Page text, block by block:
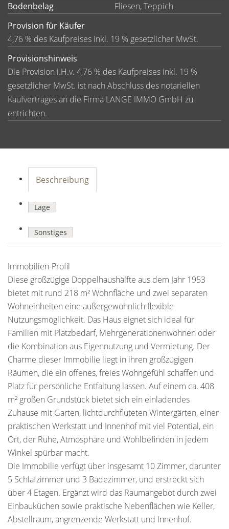
Bodenbelag
Fliesen, Teppich
Provision für Käufer
4,76 % des Kaufpreises inkl. 19 % gesetzlicher MwSt.
Provisionshinweis
Die Provision i.H.v. 4,76 % des Kaufpreises inkl. 19 %
gesetzlicher MwSt. ist nach Abschluss des notariellen
Kaufvertrages an die Firma LANGE IMMO GmbH zu
entrichten.
Beschreibung
Lage
Sonstiges
Immobilien-Profil
Diese großzügige Doppelhaushälfte aus dem Jahr 1953
bietet mit rund 218 m² Wohnfläche und zwei separaten
Wohneinheiten eine außergewöhnlich flexible
Nutzungsmöglichkeit. Das Haus eignet sich ideal für
Familien mit Platzbedarf, Mehrgenerationenwohnen oder
die Kombination aus Eigennutzung und Vermietung. Der
Charme dieser Immobilie liegt in ihren großzügigen
Räumen, die ein offenes, freies Wohngefühl schaffen und
Platz für persönliche Entfaltung lassen. Auf einem ca. 408
m² großen Grundstück bietet sich ein einladendes
Zuhause mit Garten, lichtdurchfluteten Wintergärten, einer
praktischen Werkstatt und Innenhof mit viel Potential, ein
Ort, der Ruhe, Atmosphäre und Wohlbefinden in jedem
Winkel spürbar macht.
Die Immobilie verfügt über insgesamt 10 Zimmer, darunter
5 Schlafzimmer und 3 Badezimmer, und erstreckt sich
über 4 Etagen. Ergänzt wird das Raumangebot durch zwei
Einbauküchen sowie praktische Nebenflächen wie Keller,
Abstellraum, angrenzende Werkstatt und Innenhof.